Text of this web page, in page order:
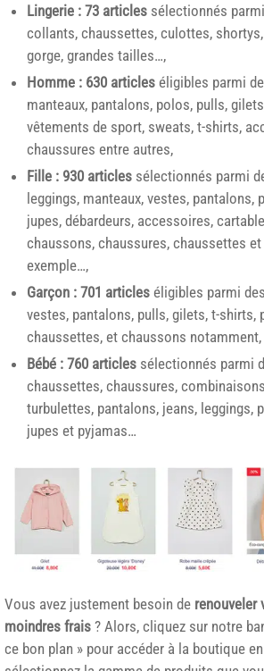
Lingerie : 73 articles sélectionnés
collants, chaussettes, culottes,
gorge, grandes tailles…,
Homme : 630 articles éligibles parmi
manteaux, pantalons, polos, pulls,
vêtements de sport, sweats, t-shirts,
chaussures entre autres,
Fille : 930 articles sélectionnés parmi
leggings, manteaux, vestes, pantalons,
jupes, débardeurs, accessoires,
chaussons, chaussures, chaussettes
exemple…,
Garçon : 701 articles éligibles parmi
vestes, pantalons, pulls, gilets, t-shirts,
chaussettes, et chaussons notamment,
Bébé : 760 articles sélectionnés parmi
chaussettes, chaussures,
turbulettes, pantalons, jeans, leggings,
jupes et pyjamas…
Vous avez justement besoin de renouveler
moindres frais ? Alors, cliquez sur notre
ce bon plan » pour accéder à la boutique